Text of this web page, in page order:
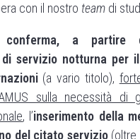
con il nostro team di
conferma, a partire
di servizio notturna per
(a vario titolo),
sulla necessità di
, l’inserimento della
del citato servizio (oltre